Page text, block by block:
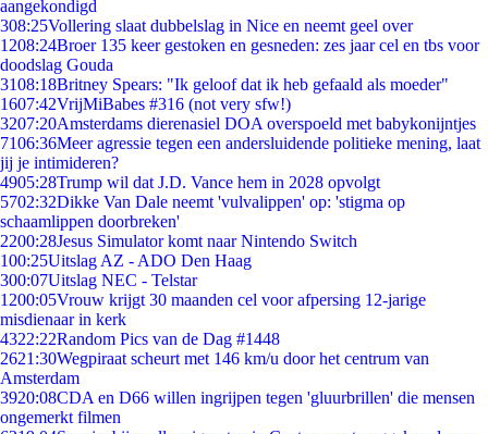
aangekondigd
308:25Vollering slaat dubbelslag in Nice en neemt geel over
1208:24Broer 135 keer gestoken en gesneden: zes jaar cel en tbs voor
doodslag Gouda
3108:18Britney Spears: "Ik geloof dat ik heb gefaald als moeder"
1607:42VrijMiBabes #316 (not very sfw!)
3207:20Amsterdams dierenasiel DOA overspoeld met babykonijntjes
7106:36Meer agressie tegen een andersluidende politieke mening, laat
jij je intimideren?
4905:28Trump wil dat J.D. Vance hem in 2028 opvolgt
5702:32Dikke Van Dale neemt 'vulvalippen' op: 'stigma op
schaamlippen doorbreken'
2200:28Jesus Simulator komt naar Nintendo Switch
100:25Uitslag AZ - ADO Den Haag
300:07Uitslag NEC - Telstar
1200:05Vrouw krijgt 30 maanden cel voor afpersing 12-jarige
misdienaar in kerk
4322:22Random Pics van de Dag #1448
2621:30Wegpiraat scheurt met 146 km/u door het centrum van
Amsterdam
3920:08CDA en D66 willen ingrijpen tegen 'gluurbrillen' die mensen
ongemerkt filmen